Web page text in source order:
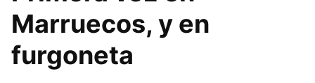
Marruecos, y en
furgoneta